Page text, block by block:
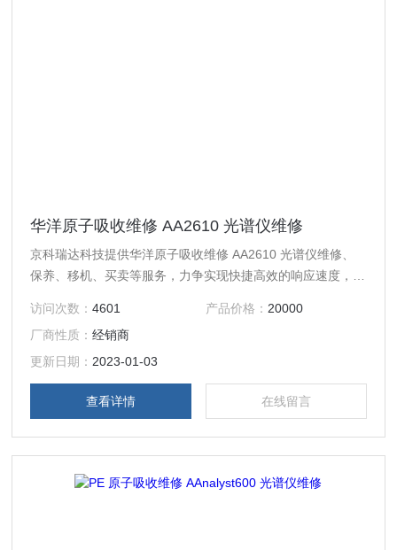
华洋原子吸收维修 AA2610 光谱仪维修
京科瑞达科技提供华洋原子吸收维修 AA2610 光谱仪维修、
保养、移机、买卖等服务，力争实现快捷高效的响应速度，解
访问次数：4601 产品价格： 20000
厂商性质：经销商
更新日期： 2023-01-03
查看详情 在线留言